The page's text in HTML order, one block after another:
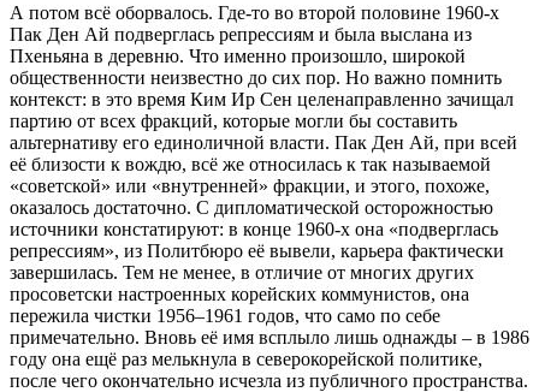
А потом всё оборвалось. Где-то во второй половине 1960-х
Пак Ден Ай подверглась репрессиям и была выслана из
Пхеньяна в деревню. Что именно произошло, широкой
общественности неизвестно до сих пор. Но важно помнить
контекст: в это время Ким Ир Сен целенаправленно зачищал
партию от всех фракций, которые могли бы составить
альтернативу его единоличной власти. Пак Ден Ай, при всей
её близости к вождю, всё же относилась к так называемой
«советской» или «внутренней» фракции, и этого, похоже,
оказалось достаточно. С дипломатической осторожностью
источники констатируют: в конце 1960-х она «подверглась
репрессиям», из Политбюро её вывели, карьера фактически
завершилась. Тем не менее, в отличие от многих других
просоветски настроенных корейских коммунистов, она
пережила чистки 1956–1961 годов, что само по себе
примечательно. Вновь её имя всплыло лишь однажды – в 1986
году она ещё раз мелькнула в северокорейской политике,
после чего окончательно исчезла из публичного пространства.